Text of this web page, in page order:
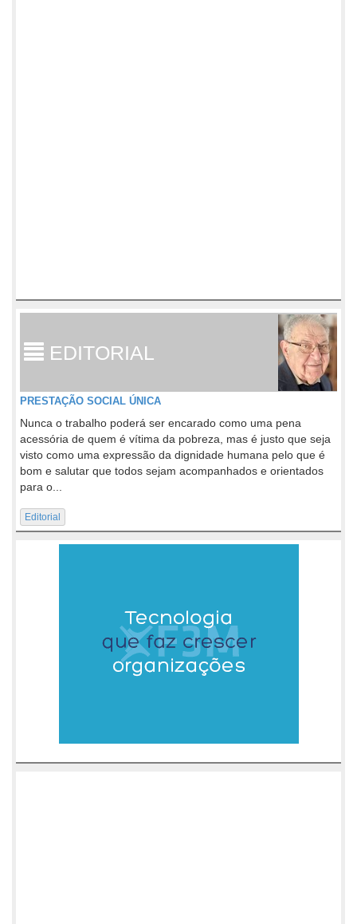
EDITORIAL
PRESTAÇÃO SOCIAL ÚNICA
Nunca o trabalho poderá ser encarado como uma pena
acessória de quem é vítima da pobreza, mas é justo que seja
visto como uma expressão da dignidade humana pelo que é
bom e salutar que todos sejam acompanhados e orientados
para o...
Editorial